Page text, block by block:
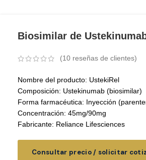
Biosimilar de
(10 reseñas de clientes)
Nombre del producto: UstekiRel
Composición: Ustekinumab (biosimilar)
Forma farmacéutica: Inyección
Concentración: 45mg/90mg
Fabricante: Reliance Lifesciences
Consultar precio / solicitar